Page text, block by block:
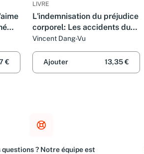
–
€
LIVRE
L'indemnisation du préjudice
corporel: Les accidents du
travail et les maladies
professionnelles
Vincent Dang-Vu
Ajouter 13,35 €
questions ? Notre équipe est